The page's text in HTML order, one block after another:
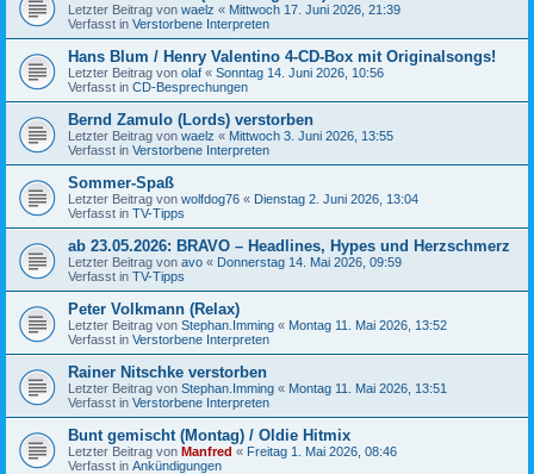
Letzter Beitrag von waelz « Mittwoch 17. Juni 2026, 21:39
Verfasst in Verstorbene Interpreten
Hans Blum / Henry Valentino 4-CD-Box mit Originalsongs!
Letzter Beitrag von olaf « Sonntag 14. Juni 2026, 10:56
Verfasst in CD-Besprechungen
Bernd Zamulo (Lords) verstorben
Letzter Beitrag von waelz « Mittwoch 3. Juni 2026, 13:55
Verfasst in Verstorbene Interpreten
Sommer-Spaß
Letzter Beitrag von wolfdog76 « Dienstag 2. Juni 2026, 13:04
Verfasst in TV-Tipps
ab 23.05.2026: BRAVO – Headlines, Hypes und Herzschmerz
Letzter Beitrag von avo « Donnerstag 14. Mai 2026, 09:59
Verfasst in TV-Tipps
Peter Volkmann (Relax)
Letzter Beitrag von Stephan.Imming « Montag 11. Mai 2026, 13:52
Verfasst in Verstorbene Interpreten
Rainer Nitschke verstorben
Letzter Beitrag von Stephan.Imming « Montag 11. Mai 2026, 13:51
Verfasst in Verstorbene Interpreten
Bunt gemischt (Montag) / Oldie Hitmix
Letzter Beitrag von Manfred « Freitag 1. Mai 2026, 08:46
Verfasst in Ankündigungen